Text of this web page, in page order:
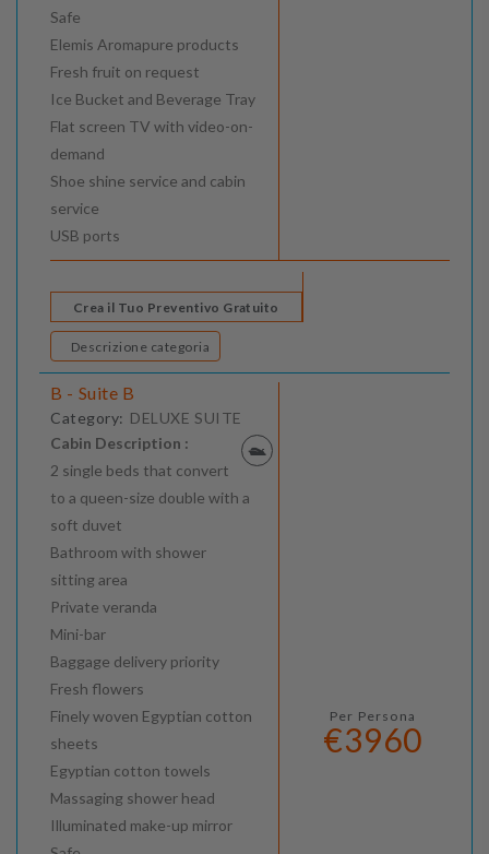
Safe
Elemis Aromapure products
Fresh fruit on request
Ice Bucket and Beverage Tray
Flat screen TV with video-on-
demand
Shoe shine service and cabin
service
USB ports
Crea il Tuo Preventivo Gratuito
Descrizione categoria
B - Suite B
Category: DELUXE SUITE
Cabin Description :
2 single beds that convert
to a queen-size double with a
soft duvet
Bathroom with shower
sitting area
Private veranda
Mini-bar
Baggage delivery priority
Fresh flowers
Finely woven Egyptian cotton
sheets
Egyptian cotton towels
Massaging shower head
Illuminated make-up mirror
Per Persona
€3960